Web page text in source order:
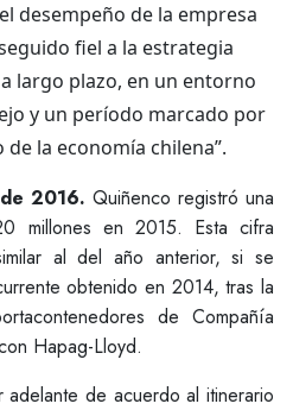
desempeño de la empresa
fiel a la estrategia
largo plazo, en un entorno
y un período marcado por
la economía chilena”.
2016. Quiñenco registró una
millones en 2015. Esta cifra
al del año anterior, si se
obtenido en 2014, tras la
de Compañía
Hapag-Lloyd.
de acuerdo al itinerario